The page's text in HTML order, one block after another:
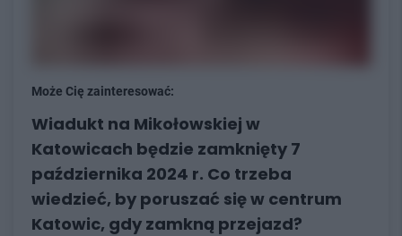
Może Cię zainteresować:
Wiadukt na Mikołowskiej w
Katowicach będzie zamknięty 7
października 2024 r. Co trzeba
wiedzieć, by poruszać się w centrum
Katowic, gdy zamkną przejazd?